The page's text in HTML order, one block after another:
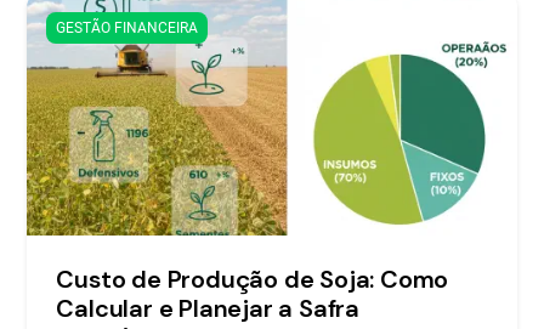
GESTÃO FINANCEIRA
Custo de Produção de Soja: Como
Calcular e Planejar a Safra